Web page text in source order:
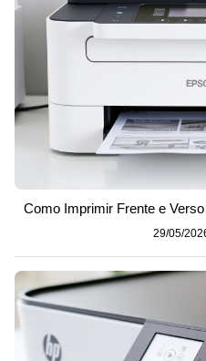
Como Imprimir Frente e
29/05/